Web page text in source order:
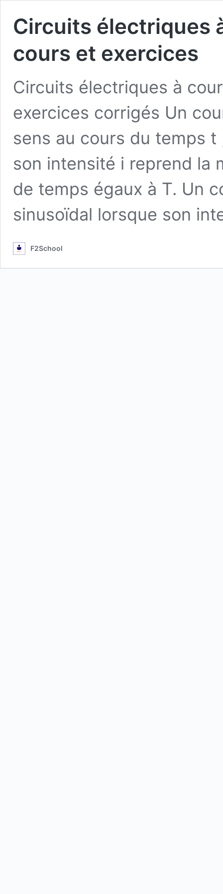
Circuits électriques
cours et exercices
Circuits électriques à
exercices corrigés Un
sens au cours du temps
son intensité i reprend la
de temps égaux à T. Un
sinusoïdal lorsque son
F2School